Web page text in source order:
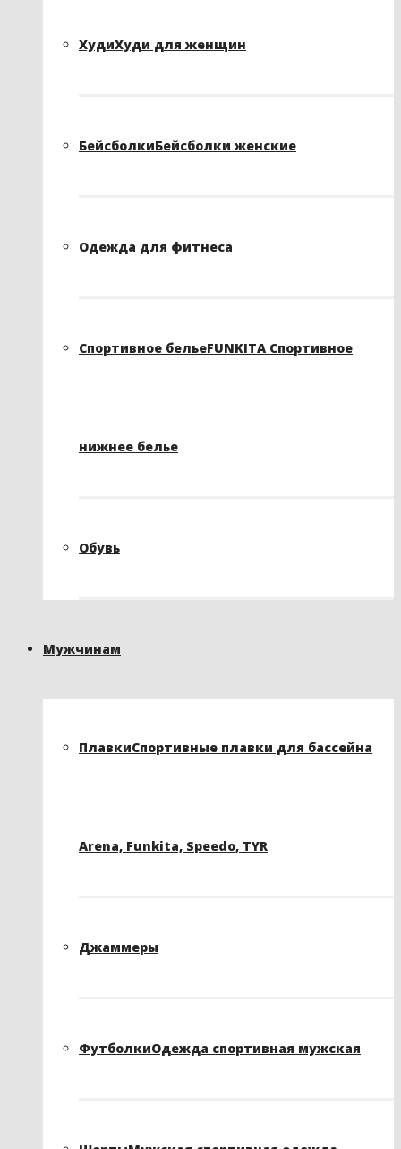
ХудиХуди для женщин
БейсболкиБейсболки женские
Одежда для фитнеса
Спортивное бельеFUNKITA Спортивное
нижнее белье
Обувь
Мужчинам
ПлавкиСпортивные плавки для бассейна
Arena, Funkita, Speedo, TYR
Джаммеры
ФутболкиОдежда спортивная мужская